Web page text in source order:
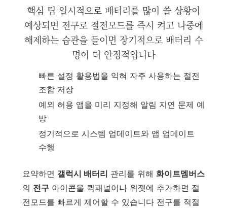
핵심 팁 일시적으로 배터리를 많이 쓸 상황이
예상되면 전구로 절전모드를 즉시 켜고 나중에
해제하는 습관을 들이면 장기적으로 배터리 수
명이 더 안정적입니다
빠른 설정 활용법을 익혀 자주 사용하는 절전
조합 저장
예외 허용 앱을 미리 지정해 알림 지연 문제 예
방
정기적으로 시스템 업데이트와 앱 업데이트
수행
요약하면 갤럭시 배터리 관리를 위해 화이트멤버스
의 전구 아이콘을 퀵패널이나 위젯에 추가하면 절
전모드를 빠르게 제어할 수 있습니다 전구를 적절